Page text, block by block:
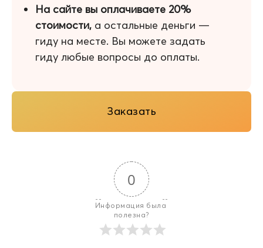
На сайте вы оплачиваете 20%
стоимости, а остальные деньги —
гиду на месте. Вы можете задать
гиду любые вопросы до оплаты.
Заказать
0
Информация была
полезна?